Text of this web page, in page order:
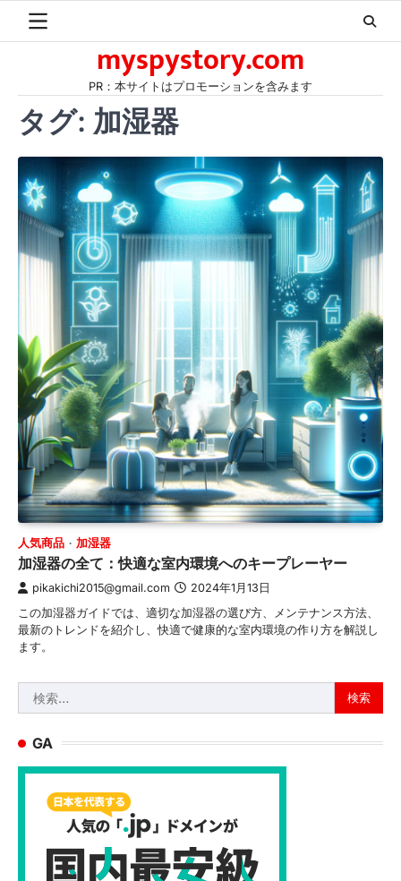
myspystory.com
PR：本サイトはプロモーションを含みます
タグ: 加湿器
人気商品 加湿器
加湿器の全て：快適な室内環境へのキープレーヤー
pikakichi2015@gmail.com 2024年1月13日
この加湿器ガイドでは、適切な加湿器の選び方、メンテナンス方法、
最新のトレンドを紹介し、快適で健康的な室内環境の作り方を解説し
ます。
索:
GA